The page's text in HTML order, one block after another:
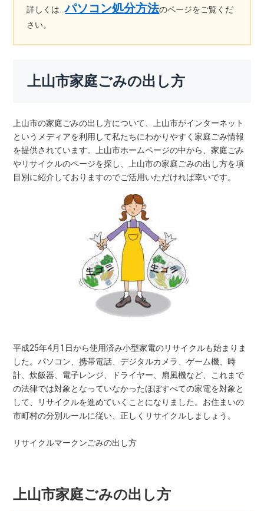
詳しくは…パソコン処分方法のページをご覧くだ
さい。
上山市家庭ごみの出し方
上山市の家庭ごみの出し方について、上山市がインターネット
というメディアを利用して私たちにわかりやすく家庭ごみ情報
を提供されています。上山市ホームページの中から、家庭ごみ
やリサイクルのページを探し、上山市の家庭ごみの出し方を項
目別に紹介しておりますのでご活用いただければ幸いです。
平成25年4月1日から使用済み小型家電のリサイクルも始まりま
した。パソコン、携帯電話、デジタルカメラ、ゲーム機、時
計、炊飯器、電子レンジ、ドライヤー、扇風機など、これまで
の法律では対象となっていなかったほぼすべての家電を対象と
して、リサイクルを進めていくことになりました。お住まいの
市町村の分別ルールに従い、正しくリサイクルしましょう。
リサイクルマークンごみの出し方
上山市家庭ごみの出し方